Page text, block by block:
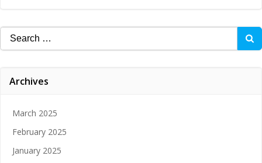
Search
for:
Archives
March 2025
February 2025
January 2025